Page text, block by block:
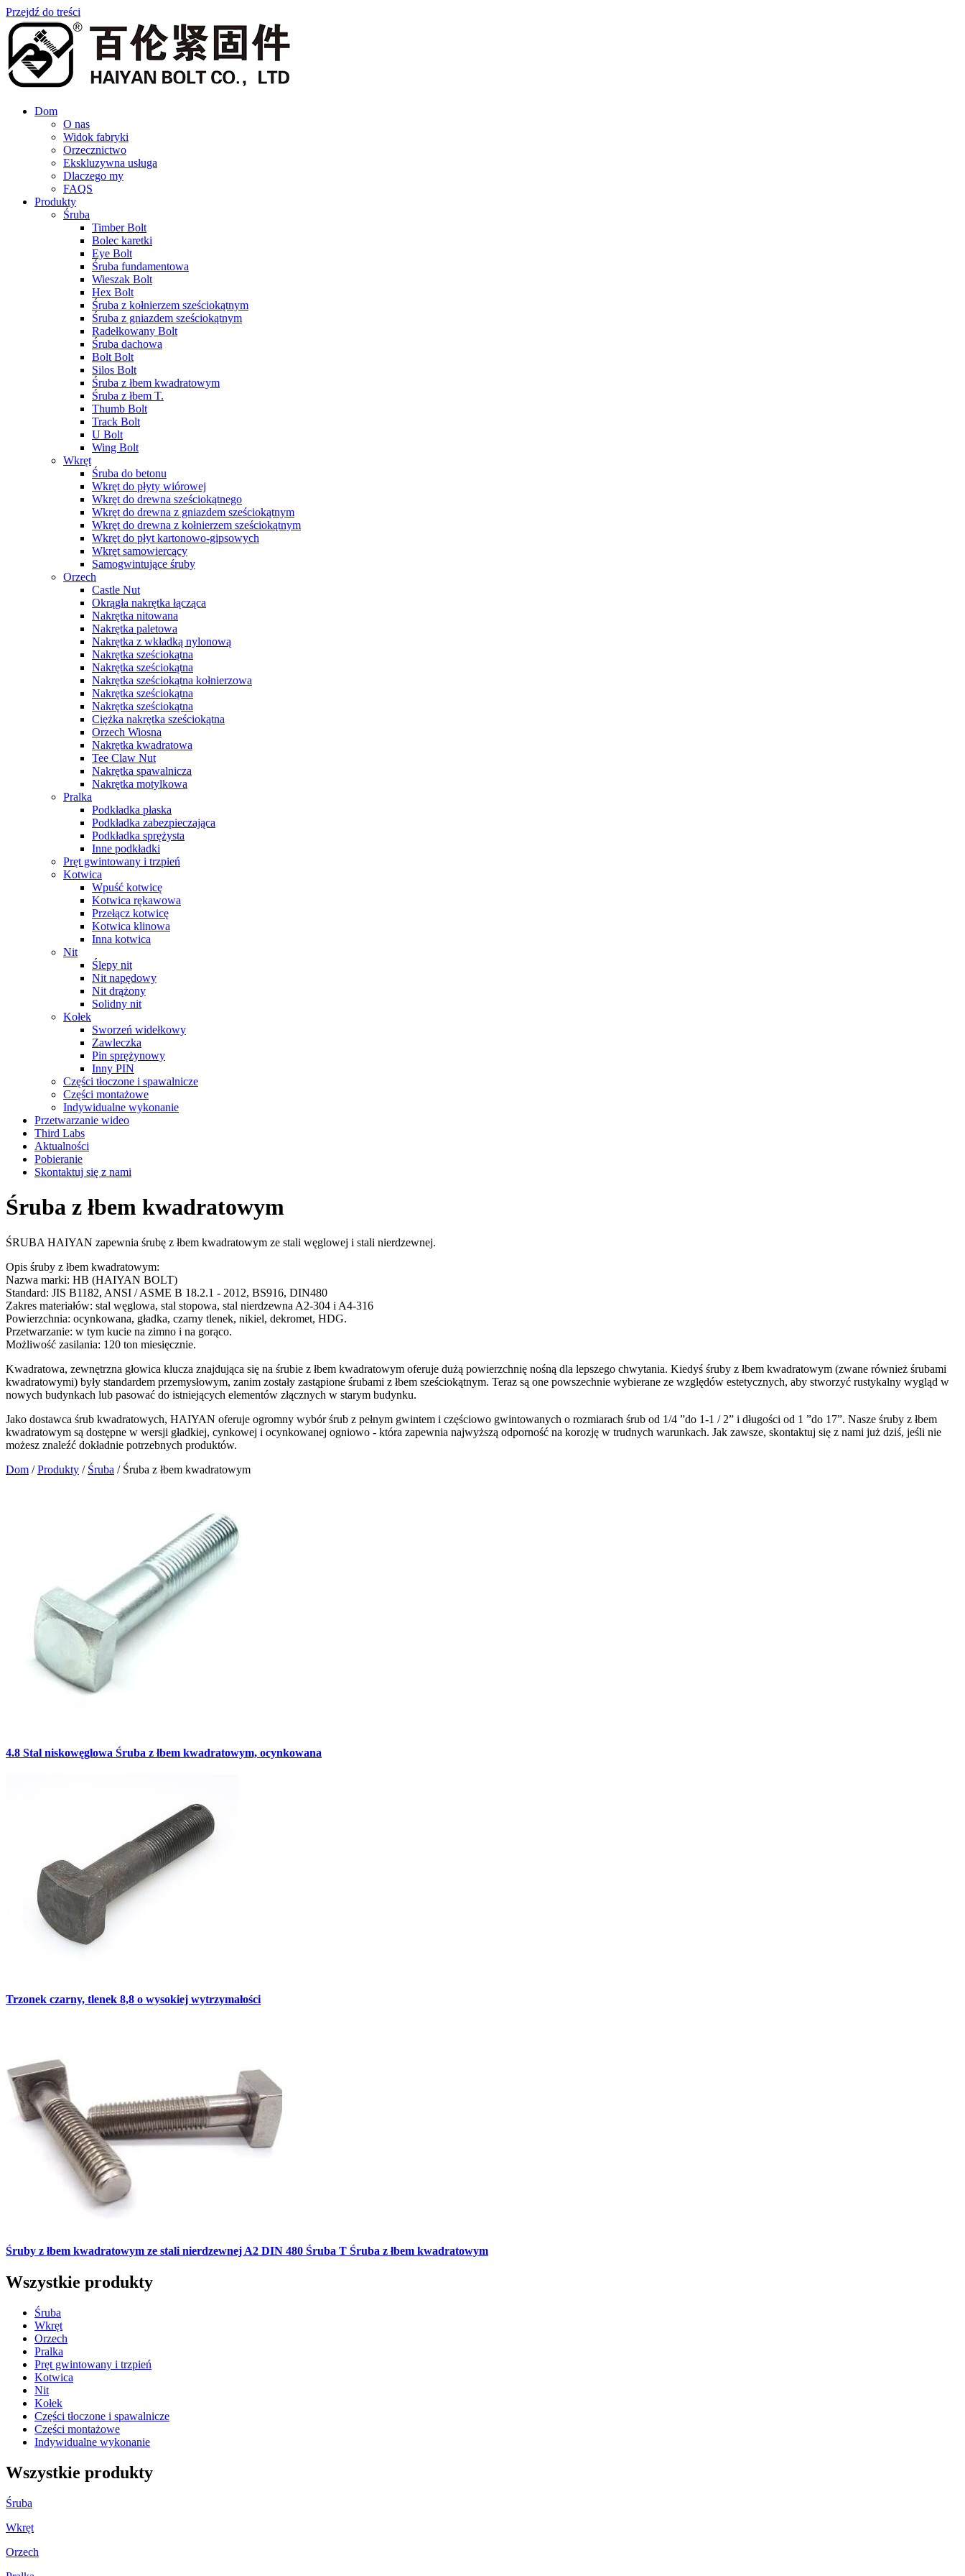
Przejdź do treści
Dom
O nas
Widok fabryki
Orzecznictwo
Ekskluzywna usługa
Dlaczego my
FAQS
Produkty
Śruba
Timber Bolt
Bolec karetki
Eye Bolt
Śruba fundamentowa
Wieszak Bolt
Hex Bolt
Śruba z kołnierzem sześciokątnym
Śruba z gniazdem sześciokątnym
Radełkowany Bolt
Śruba dachowa
Bolt Bolt
Silos Bolt
Śruba z łbem kwadratowym
Śruba z łbem T.
Thumb Bolt
Track Bolt
U Bolt
Wing Bolt
Wkręt
Śruba do betonu
Wkręt do płyty wiórowej
Wkręt do drewna sześciokątnego
Wkręt do drewna z gniazdem sześciokątnym
Wkręt do drewna z kołnierzem sześciokątnym
Wkręt do płyt kartonowo-gipsowych
Wkręt samowiercący
Samogwintujące śruby
Orzech
Castle Nut
Okrągła nakrętka łącząca
Nakrętka nitowana
Nakrętka paletowa
Nakrętka z wkładką nylonową
Nakrętka sześciokątna
Nakrętka sześciokątna
Nakrętka sześciokątna kołnierzowa
Nakrętka sześciokątna
Nakrętka sześciokątna
Ciężka nakrętka sześciokątna
Orzech Wiosna
Nakrętka kwadratowa
Tee Claw Nut
Nakrętka spawalnicza
Nakrętka motylkowa
Pralka
Podkładka płaska
Podkładka zabezpieczająca
Podkładka sprężysta
Inne podkładki
Pręt gwintowany i trzpień
Kotwica
Wpuść kotwicę
Kotwica rękawowa
Przełącz kotwicę
Kotwica klinowa
Inna kotwica
Nit
Ślepy nit
Nit napędowy
Nit drążony
Solidny nit
Kołek
Sworzeń widełkowy
Zawleczka
Pin sprężynowy
Inny PIN
Części tłoczone i spawalnicze
Części montażowe
Indywidualne wykonanie
Przetwarzanie wideo
Third Labs
Aktualności
Pobieranie
Skontaktuj się z nami
Śruba z łbem kwadratowym
ŚRUBA HAIYAN zapewnia śrubę z łbem kwadratowym ze stali węglowej i stali nierdzewnej.
Opis śruby z łbem kwadratowym:
Nazwa marki: HB (HAIYAN BOLT)
Standard: JIS B1182, ANSI / ASME B 18.2.1 - 2012, BS916, DIN480
Zakres materiałów: stal węglowa, stal stopowa, stal nierdzewna A2-304 i A4-316
Powierzchnia: ocynkowana, gładka, czarny tlenek, nikiel, dekromet, HDG.
Przetwarzanie: w tym kucie na zimno i na gorąco.
Możliwość zasilania: 120 ton miesięcznie.
Kwadratowa, zewnętrzna głowica klucza znajdująca się na śrubie z łbem kwadratowym oferuje dużą powierzchnię nośną dla lepszego chwytania. Kiedyś śruby z łbem kwadratowym (zwane również śrubami
kwadratowymi) były standardem przemysłowym, zanim zostały zastąpione śrubami z łbem sześciokątnym. Teraz są one powszechnie wybierane ze względów estetycznych, aby stworzyć rustykalny wygląd w
nowych budynkach lub pasować do istniejących elementów złącznych w starym budynku.
Jako dostawca śrub kwadratowych, HAIYAN oferuje ogromny wybór śrub z pełnym gwintem i częściowo gwintowanych o rozmiarach śrub od 1/4 ”do 1-1 / 2” i długości od 1 ”do 17”. Nasze śruby z łbem
kwadratowym są dostępne w wersji gładkiej, cynkowej i ocynkowanej ogniowo - która zapewnia najwyższą odporność na korozję w trudnych warunkach. Jak zawsze, skontaktuj się z nami już dziś, jeśli nie
możesz znaleźć dokładnie potrzebnych produktów.
Dom /Produkty / Śruba / Śruba z łbem kwadratowym
4.8 Stal niskowęglowa Śruba z łbem kwadratowym, ocynkowana
Trzonek czarny, tlenek 8,8 o wysokiej wytrzymałości
Śruby z łbem kwadratowym ze stali nierdzewnej A2 DIN 480 Śruba T Śruba z łbem kwadratowym
Wszystkie produkty
Śruba
Wkręt
Orzech
Pralka
Pręt gwintowany i trzpień
Kotwica
Nit
Kołek
Części tłoczone i spawalnicze
Części montażowe
Indywidualne wykonanie
Wszystkie produkty
Śruba
Wkręt
Orzech